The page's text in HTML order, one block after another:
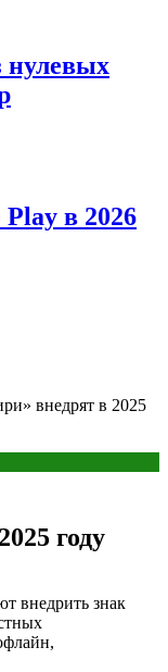
нулевых
в 2026
внедрят в 2025
году
внедрить знак